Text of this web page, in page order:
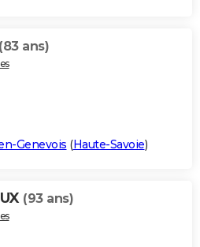
(83 ans)
Genevois (Haute-Savoie)
(93 ans)